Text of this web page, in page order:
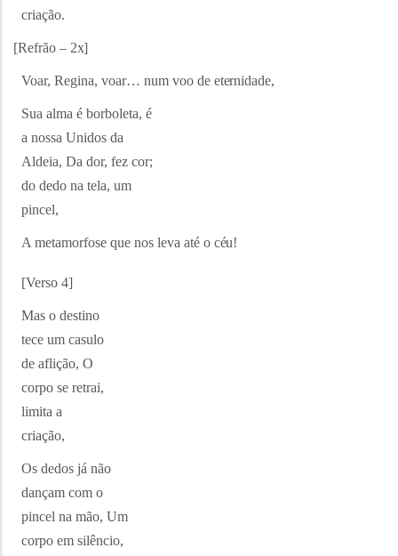
criação.
[Refrão – 2x]
Voar, Regina, voar… num voo de eternidade,
Sua alma é borboleta, é
a nossa Unidos da
Aldeia, Da dor, fez cor;
do dedo na tela, um
pincel,
A metamorfose que nos leva até o céu!
[Verso 4]
Mas o destino
tece um casulo
de aflição, O
corpo se retrai,
limita a
criação,
Os dedos já não
dançam com o
pincel na mão, Um
corpo em silêncio,